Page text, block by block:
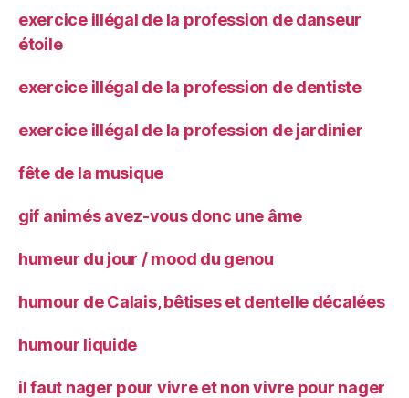
exercice illégal de la profession de danseur
étoile
exercice illégal de la profession de dentiste
exercice illégal de la profession de jardinier
fête de la musique
gif animés avez-vous donc une âme
humeur du jour / mood du genou
humour de Calais, bêtises et dentelle décalées
humour liquide
il faut nager pour vivre et non vivre pour nager